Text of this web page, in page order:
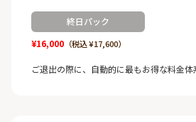
終日パック
¥16,000（税込 ¥17,600）
ご退出の際に、自動的に最もお得な料金体